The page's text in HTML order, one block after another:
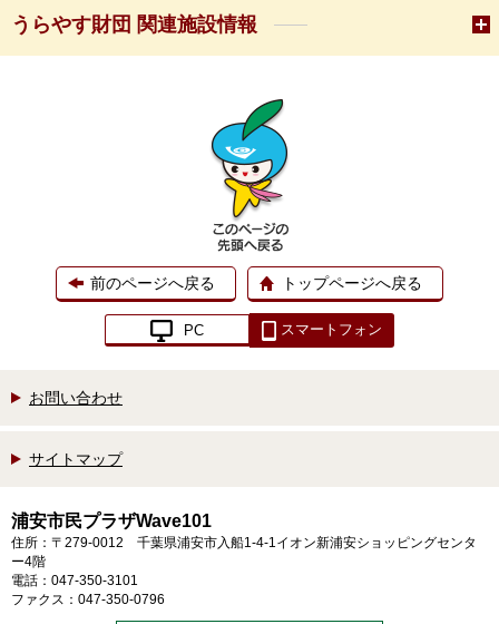
うらやす財団 関連施設情報
前のページへ戻る トップページへ戻る
PC スマートフォン
お問い合わせ
サイトマップ
浦安市民プラザWave101
住所：〒279-0012 千葉県浦安市入船1-4-1イオン新浦安ショッピングセンタ
ー4階
電話：047-350-3101
ファクス：047-350-0796